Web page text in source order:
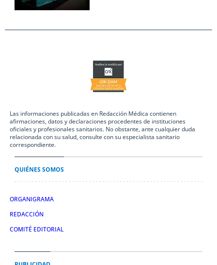
Las informaciones publicadas en Redacción Médica contienen
afirmaciones, datos y declaraciones procedentes de instituciones
oficiales y profesionales sanitarios. No obstante, ante cualquier duda
relacionada con su salud, consulte con su especialista sanitario
correspondiente.
QUIÉNES SOMOS
ORGANIGRAMA
REDACCIÓN
COMITÉ EDITORIAL